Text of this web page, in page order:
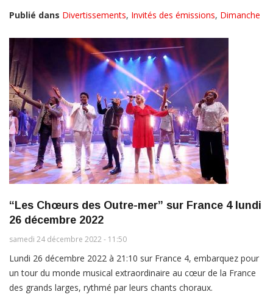
Publié dans Divertissements, Invités des émissions, Dimanche
“Les Chœurs des Outre-mer” sur France 4 lundi
26 décembre 2022
samedi 24 décembre 2022 - 11:50
Lundi 26 décembre 2022 à 21:10 sur France 4, embarquez pour
un tour du monde musical extraordinaire au cœur de la France
des grands larges, rythmé par leurs chants choraux.